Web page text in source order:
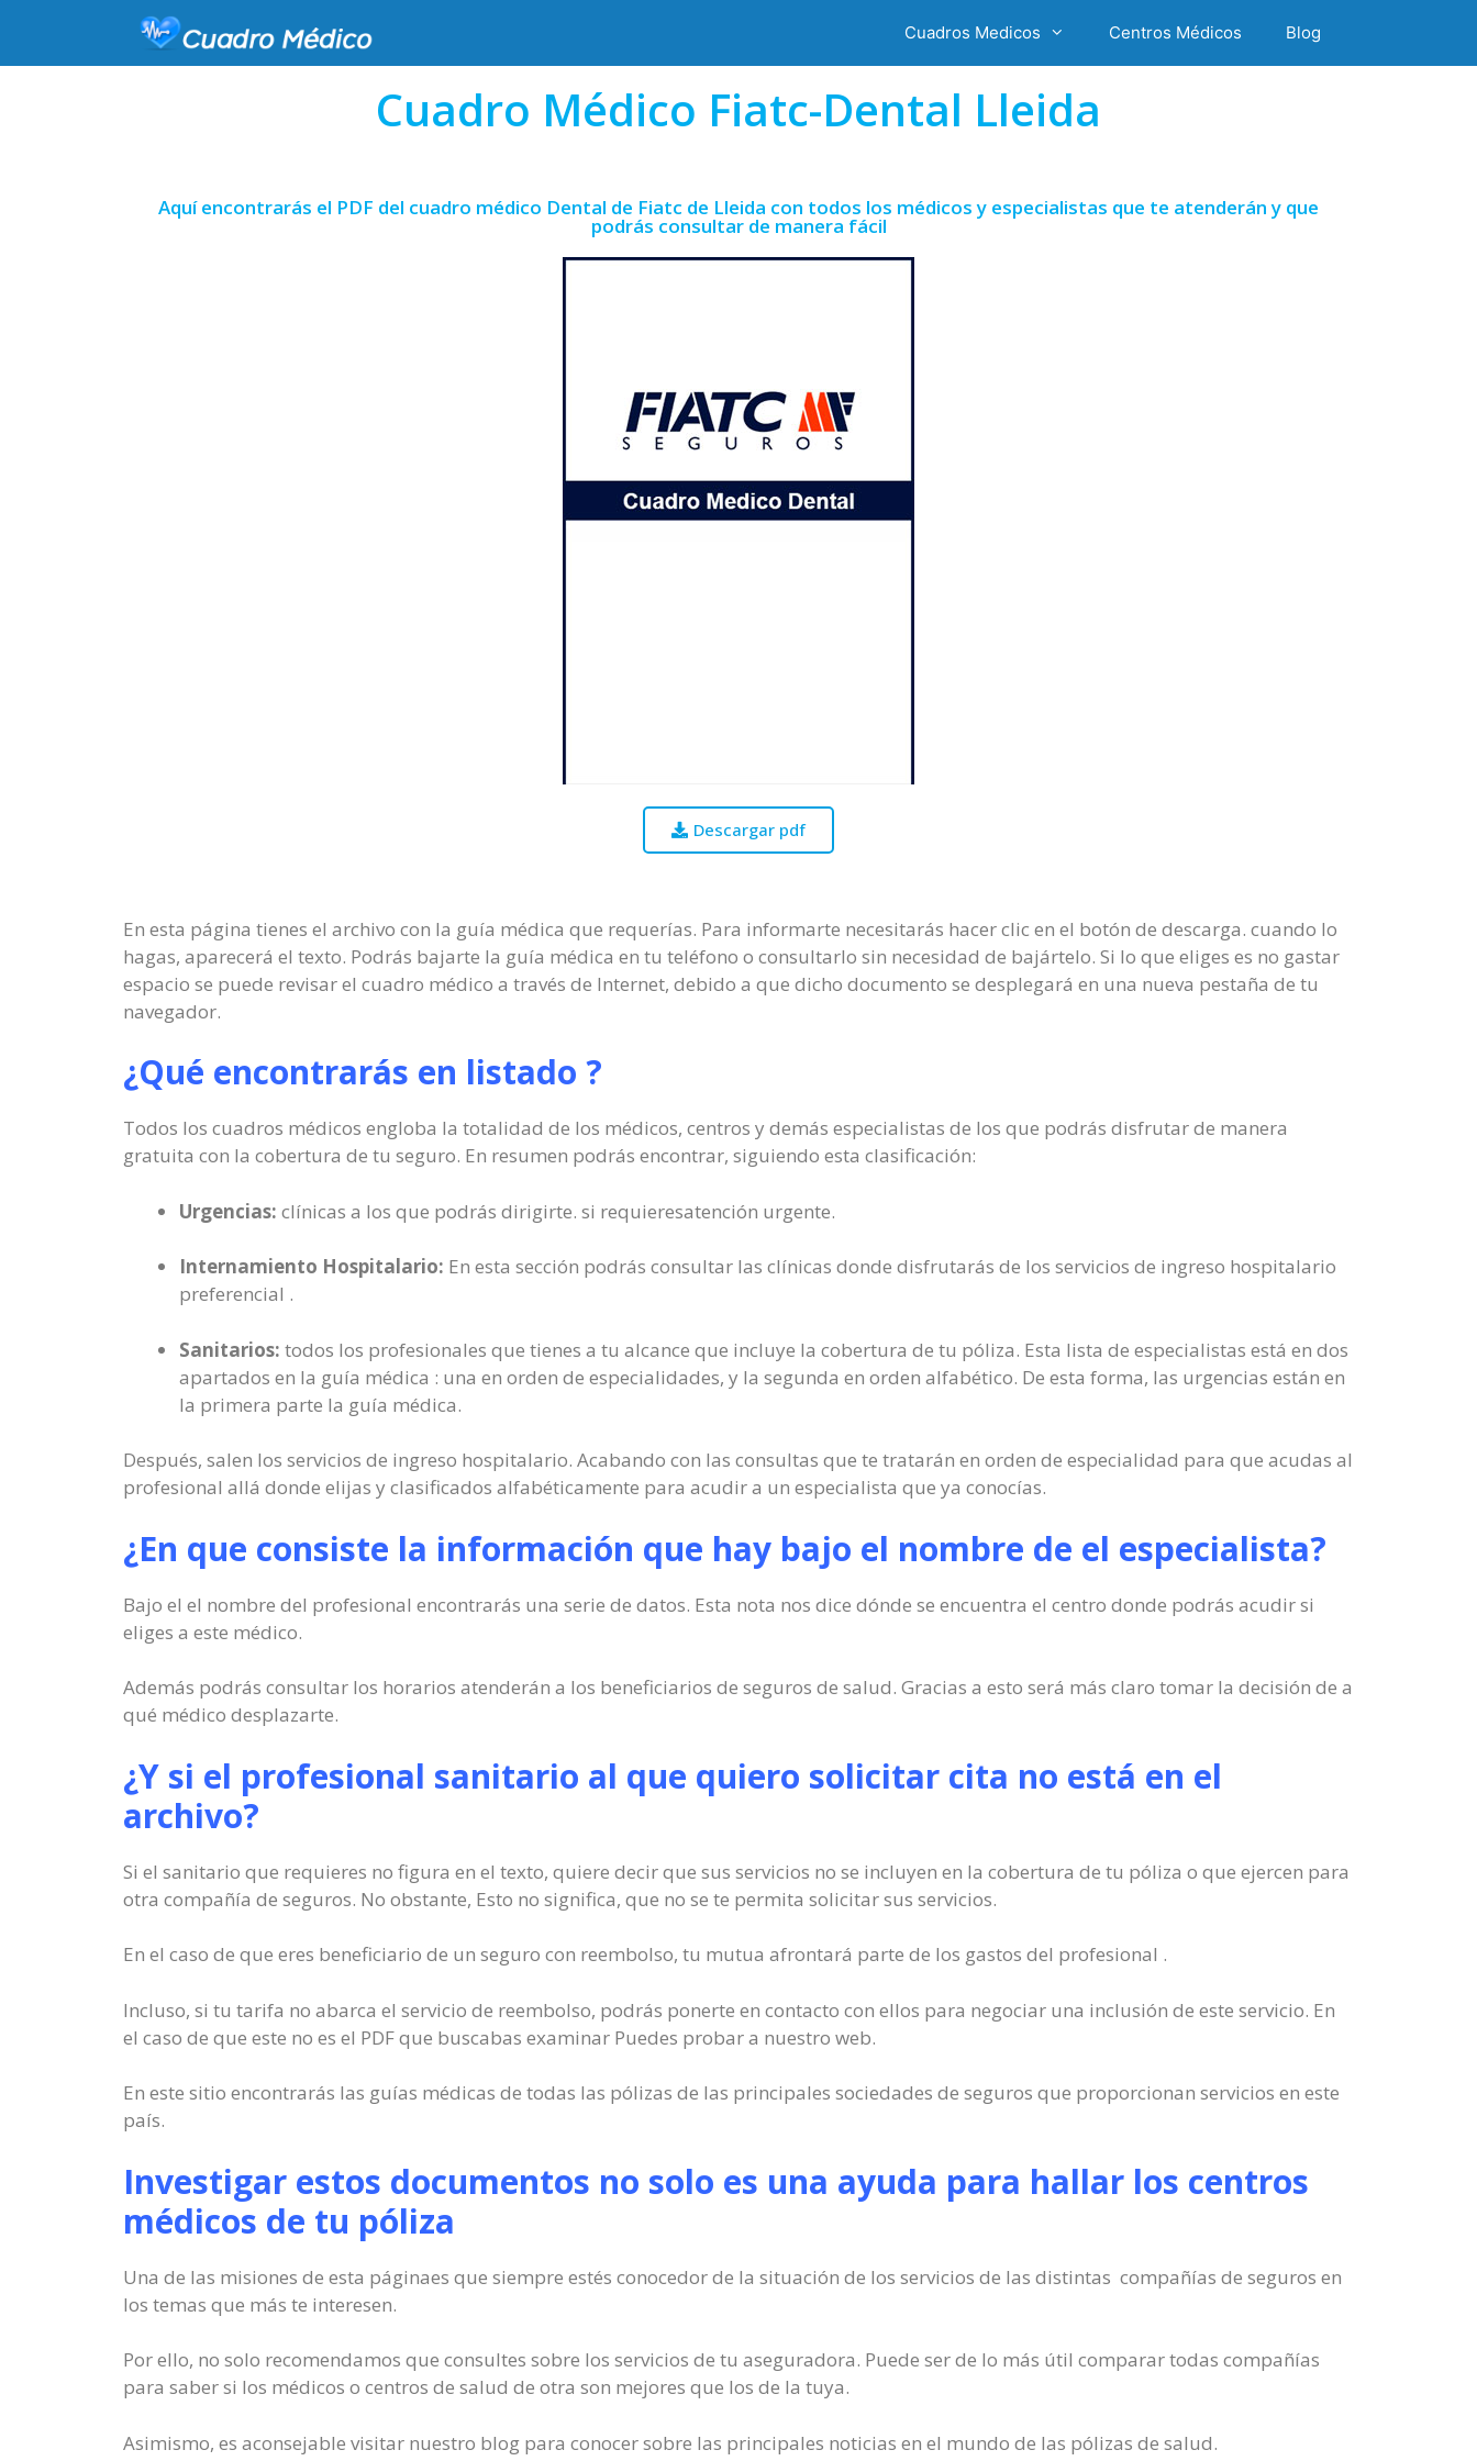
Cuadros Medicos Centros Médicos Blog
Cuadro Médico Fiatc-Dental Lleida
Aquí encontrarás el PDF del cuadro médico Dental de Fiatc de Lleida con todos los médicos y especialistas que te atenderán y que
podrás consultar de manera fácil
Descargar pdf
En esta página tienes el archivo con la guía médica que requerías. Para informarte necesitarás hacer clic en el botón de descarga. cuando lo
hagas, aparecerá el texto. Podrás bajarte la guía médica en tu teléfono o consultarlo sin necesidad de bajártelo. Si lo que eliges es no gastar
espacio se puede revisar el cuadro médico a través de Internet, debido a que dicho documento se desplegará en una nueva pestaña de tu
navegador.
¿Qué encontrarás en listado ?
Todos los cuadros médicos engloba la totalidad de los médicos, centros y demás especialistas de los que podrás disfrutar de manera
gratuita con la cobertura de tu seguro. En resumen podrás encontrar, siguiendo esta clasificación:
Urgencias: clínicas a los que podrás dirigirte. si requieresatención urgente.
Internamiento Hospitalario: En esta sección podrás consultar las clínicas donde disfrutarás de los servicios de ingreso hospitalario
preferencial .
Sanitarios: todos los profesionales que tienes a tu alcance que incluye la cobertura de tu póliza. Esta lista de especialistas está en dos
apartados en la guía médica : una en orden de especialidades, y la segunda en orden alfabético. De esta forma, las urgencias están en
la primera parte la guía médica.
Después, salen los servicios de ingreso hospitalario. Acabando con las consultas que te tratarán en orden de especialidad para que acudas al
profesional allá donde elijas y clasificados alfabéticamente para acudir a un especialista que ya conocías.
¿En que consiste la información que hay bajo el nombre de el especialista?
Bajo el el nombre del profesional encontrarás una serie de datos. Esta nota nos dice dónde se encuentra el centro donde podrás acudir si
eliges a este médico.
Además podrás consultar los horarios atenderán a los beneficiarios de seguros de salud. Gracias a esto será más claro tomar la decisión de a
qué médico desplazarte.
¿Y si el profesional sanitario al que quiero solicitar cita no está en el
archivo?
Si el sanitario que requieres no figura en el texto, quiere decir que sus servicios no se incluyen en la cobertura de tu póliza o que ejercen para
otra compañía de seguros. No obstante, Esto no significa, que no se te permita solicitar sus servicios.
En el caso de que eres beneficiario de un seguro con reembolso, tu mutua afrontará parte de los gastos del profesional .
Incluso, si tu tarifa no abarca el servicio de reembolso, podrás ponerte en contacto con ellos para negociar una inclusión de este servicio. En
el caso de que este no es el PDF que buscabas examinar Puedes probar a nuestro web.
En este sitio encontrarás las guías médicas de todas las pólizas de las principales sociedades de seguros que proporcionan servicios en este
país.
Investigar estos documentos no solo es una ayuda para hallar los centros
médicos de tu póliza
Una de las misiones de esta páginaes que siempre estés conocedor de la situación de los servicios de las distintas compañías de seguros en
los temas que más te interesen.
Por ello, no solo recomendamos que consultes sobre los servicios de tu aseguradora. Puede ser de lo más útil comparar todas compañías
para saber si los médicos o centros de salud de otra son mejores que los de la tuya.
Asimismo, es aconsejable visitar nuestro blog para conocer sobre las principales noticias en el mundo de las pólizas de salud.